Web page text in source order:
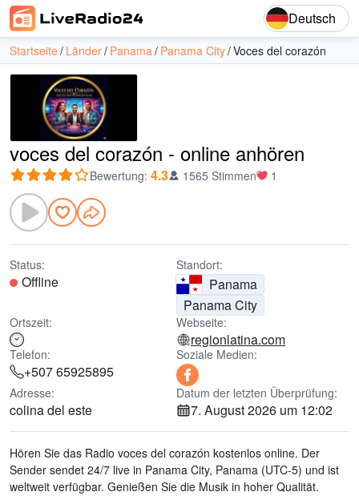
Deutsch
Startseite Länder Panama Panama City Voces del corazón
voces del corazón - online anhören
Bewertung: 4.3 1565 Stimmen 1
Status:
Offline
Standort:
Panama
Panama City
Ortszeit: Webseite:
regionlatina.com
Telefon:
+507 65925895
Soziale Medien:
Adresse:
colina del este
Datum der letzten Überprüfung:
7. August 2026 um 12:02
Hören Sie das Radio voces del corazón kostenlos online. Der
Sender sendet 24/7 live in Panama City, Panama (UTC-5) und ist
weltweit verfügbar. Genießen Sie die Musik in hoher Qualität.